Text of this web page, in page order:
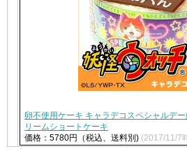
卵不使用ケーキ キャラデコスペシャルデ
リームショートケーキ
価格：5780円（税込、送料別) (2017/11/7